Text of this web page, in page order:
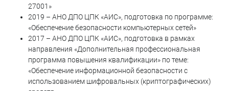
27001»
2019 – АНО ДПО ЦПК «АИС», подготовка по программе:
«Обеспечение безопасности компьютерных сетей»
2017 – АНО ДПО ЦПК «АИС», подготовка в рамках
направления «Дополнительная профессиональная
программа повышения квалификации» по теме:
«Обеспечение информационной безопасности с
использованием шифровальных (криптографических)